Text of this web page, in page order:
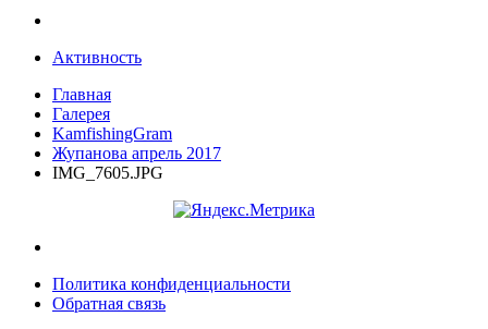
Активность
Главная
Галерея
KamfishingGram
Жупанова апрель 2017
IMG_7605.JPG
Политика конфиденциальности
Обратная связь